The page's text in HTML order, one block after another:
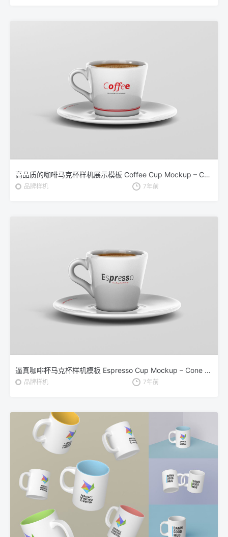
高品质的咖啡马克杯样机展示模板 Coffee Cup Mockup – Cone Shape
品牌样机 7年前
逼真咖啡杯马克杯样机模板 Espresso Cup Mockup – Cone Shape
品牌样机 7年前